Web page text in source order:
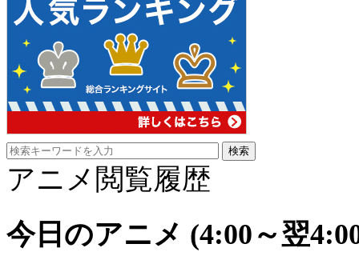
アニメ閲覧履歴
今日のアニメ (4:00～翌